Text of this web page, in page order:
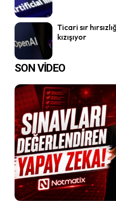
Ticari sır
kızışıyor
SON VİDEO